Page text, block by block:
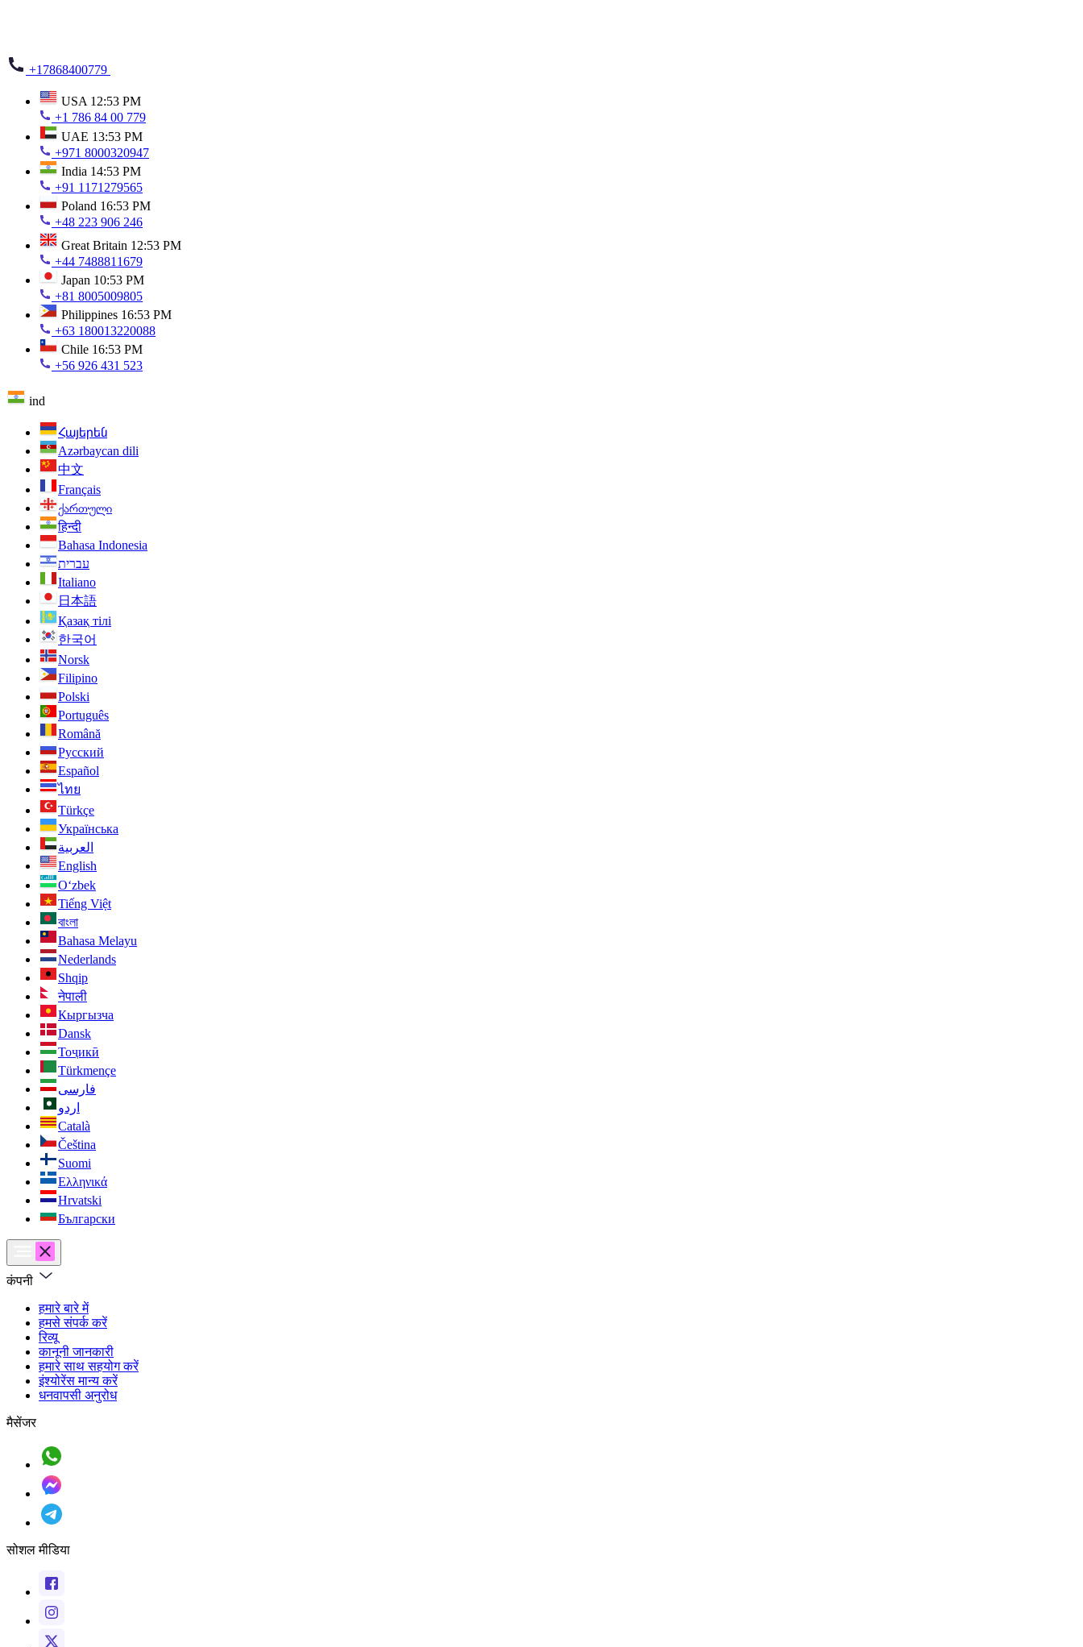
+17868400779
USA 12:53 PM
+1 786 84 00 779
UAE 13:53 PM
+971 8000320947
India 14:53 PM
+91 1171279565
Poland 16:53 PM
+48 223 906 246
Great Britain 12:53 PM
+44 7488811679
Japan 10:53 PM
+81 8005009805
Philippines 16:53 PM
+63 180013220088
Chile 16:53 PM
+56 926 431 523
ind
Հայերեն
Azərbaycan dili
中文
Français
ქართული
हिन्दी
Bahasa Indonesia
עברית
Italiano
日本語
Қазақ тілі
한국어
Norsk
Filipino
Polski
Português
Română
Русский
Español
ไทย
Türkçe
Українська
العربية
English
O‘zbek
Tiếng Việt
বাংলা
Bahasa Melayu
Nederlands
Shqip
नेपाली
Кыргызча
Dansk
Тоҷикӣ
Türkmençe
فارسی
اردو
Català
Čeština
Suomi
Ελληνικά
Hrvatski
Български
कंपनी
हमारे बारे में
हमसे संपर्क करें
रिव्यू
कानूनी जानकारी
हमारे साथ सहयोग करें
इंश्योरेंस मान्य करें
धनवापसी अनुरोध
मैसेंजर
सोशल मीडिया